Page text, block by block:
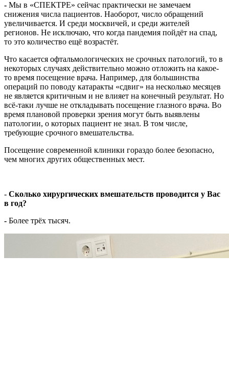
- Мы в «СПЕКТРЕ» сейчас практически не замечаем
снижения числа пациентов. Наоборот, число обращений
увеличивается. И среди москвичей, и среди жителей
регионов. Не исключаю, что когда пандемия пойдёт на спад,
то это количество ещё возрастёт.
Что касается офтальмологических не срочных патологий, то в
некоторых случаях действительно можно отложить на какое-
то время посещение врача. Например, для большинства
операций по поводу катаракты «сдвиг» на несколько месяцев
не является критичным и не влияет на конечный результат. Но
всё-таки лучше не откладывать посещение глазного врача. Во
время плановой проверки зрения могут быть выявлены
патологии, о которых пациент не знал. В том числе,
требующие срочного вмешательства.
Посещение современной клиники гораздо более безопасно,
чем многих других общественных мест.
- Сколько хирургических вмешательств проводится у Вас
в год?
- Более трёх тысяч.